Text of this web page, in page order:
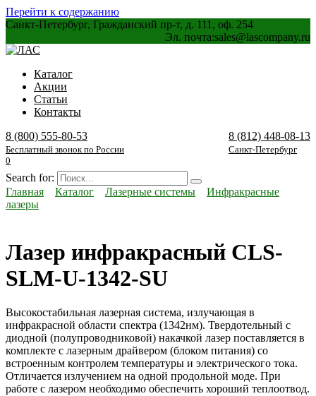
Перейти к содержанию
Санкт-Петербург, Гражданский пр-т, д. 111, оф. 254
Эл. почта:sales@lascompany.ru
Каталог
Акции
Статьи
Контакты
8 (800) 555-80-53
Бесплатный звонок по России
8 (812) 448-08-13
Санкт-Петербург
0
Search for:
Главная
Каталог Лазерные системы
Инфракрасные
лазеры
Лазер инфракрасный CLS-
SLM-U-1342-SU
Высокостабильная лазерная система, излучающая в
инфракрасной области спектра (1342нм). Твердотельный с
диодной (полупроводниковой) накачкой лазер поставляется в
комплекте с лазерным драйвером (блоком питания) со
встроенным контролем температуры и электрического тока.
Отличается излучением на одной продольной моде. При
работе с лазером необходимо обеспечить хороший теплоотвод.